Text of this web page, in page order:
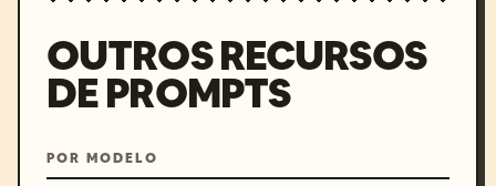
OUTROS RECURSOS
DE PROMPTS
POR MODELO